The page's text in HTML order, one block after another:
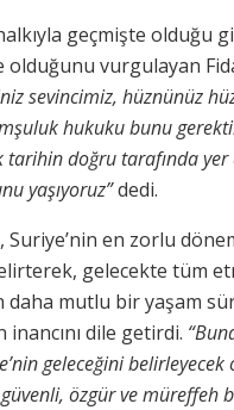
geçmişte olduğu
olduğunu vurgulayan
sevincimiz, hüznünüz
hukuku bunu
doğru tarafında yer
yaşıyoruz”dedi.
Suriye’nin en zorlu
gelecekte tüm
daha mutlu bir yaşam
dile getirdi.
geleceğini belirleyecek
özgür ve müreffeh